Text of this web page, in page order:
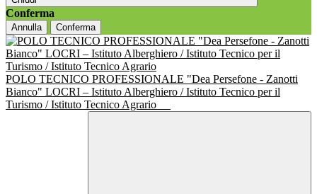
Conferma
Annulla Conferma
POLO TECNICO PROFESSIONALE "Dea Persefone - Zanotti
Bianco" LOCRI – Istituto Alberghiero / Istituto Tecnico per il
Turismo / Istituto Tecnico Agrario